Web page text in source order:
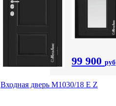
99 900руб
Входная дверь М1030/18 E Z